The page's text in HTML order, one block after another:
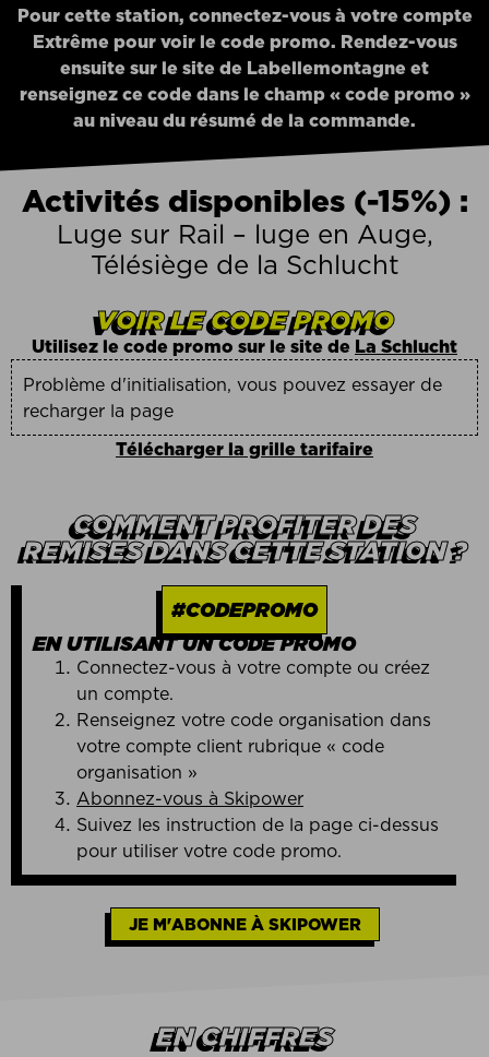
Pour cette station, connectez-vous à votre compte
Extrême pour voir le code promo. Rendez-vous
ensuite sur le site de Labellemontagne et
renseignez ce code dans le champ « code promo »
au niveau du résumé de la commande.
Activités disponibles (-15%) :
Luge sur Rail – luge en Auge,
Télésiège de la Schlucht
VOIR LE CODE PROMO
Utilisez le code promo sur le site de La Schlucht
Problème d'initialisation, vous pouvez essayer de
recharger la page
Télécharger la grille tarifaire
COMMENT PROFITER DES
REMISES DANS CETTE STATION ?
#CODEPROMO
EN UTILISANT UN CODE PROMO
Connectez-vous à votre compte ou créez
un compte.
Renseignez votre code organisation dans
votre compte client rubrique « code
organisation »
Abonnez-vous à Skipower
Suivez les instruction de la page ci-dessus
pour utiliser votre code promo.
JE M'ABONNE À SKIPOWER
EN CHIFFRES